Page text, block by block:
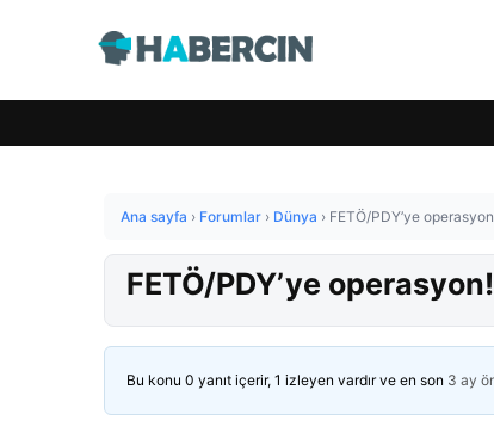
Ana sayfa › Forumlar › Dünya › FETÖ/PDY’ye
FETÖ/PDY’ye
Bu konu 0 yanıt içerir, 1 izleyen vardır ve en son 3 ay